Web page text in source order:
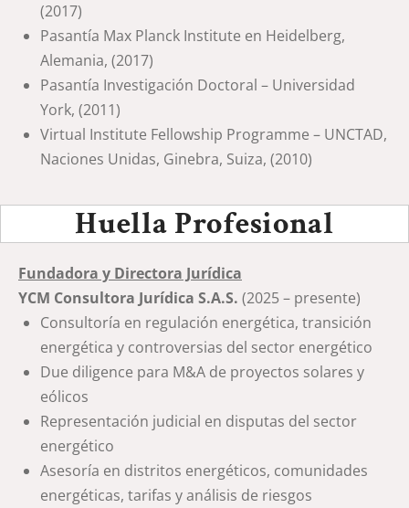
(2017)
Pasantía Max Planck Institute en Heidelberg,
Alemania, (2017)
Pasantía Investigación Doctoral – Universidad
York, (2011)
Virtual Institute Fellowship Programme – UNCTAD,
Naciones Unidas, Ginebra, Suiza, (2010)
Huella Profesional
Fundadora y Directora Jurídica
YCM Consultora Jurídica S.A.S. (2025 – presente)
Consultoría en regulación energética, transición
energética y controversias del sector energético
Due diligence para M&A de proyectos solares y
eólicos
Representación judicial en disputas del sector
energético
Asesoría en distritos energéticos, comunidades
energéticas, tarifas y análisis de riesgos